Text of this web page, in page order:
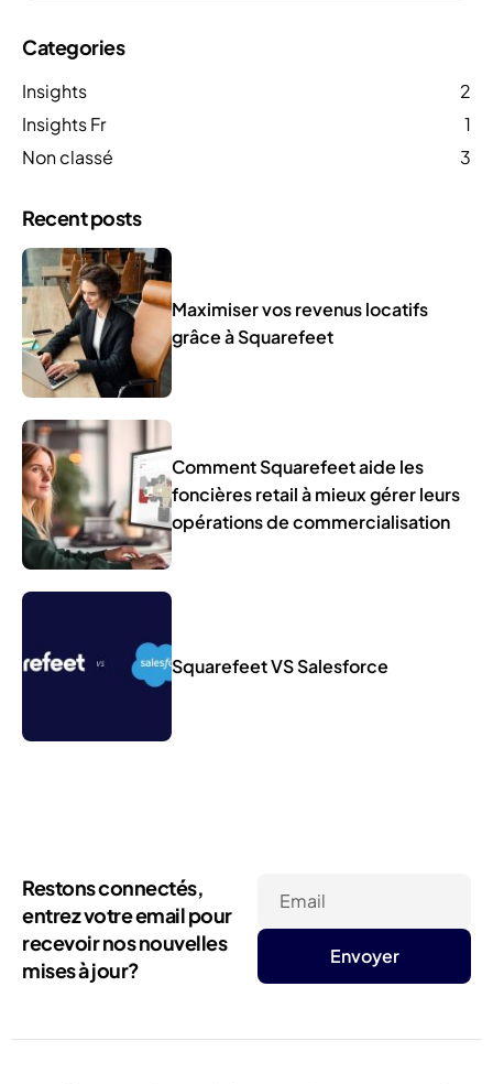
Categories
Insights
2
Insights Fr
1
Non classé
3
Recent posts
Maximiser vos revenus locatifs
grâce à Squarefeet
Comment Squarefeet aide les
foncières retail à mieux gérer leurs
opérations de commercialisation
Squarefeet VS Salesforce
Restons connectés,
entrez votre email pour
recevoir nos nouvelles
mises à jour?
Email